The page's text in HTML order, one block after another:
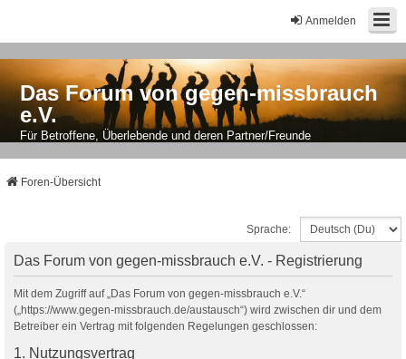
Anmelden
Das Forum von gegen-missbrauch
e.V.
Für Betroffene, Überlebende und deren Partner/Freunde
Foren-Übersicht
Sprache:
Das Forum von gegen-missbrauch e.V. - Registrierung
Mit dem Zugriff auf „Das Forum von gegen-missbrauch e.V.“
(„https://www.gegen-missbrauch.de/austausch“) wird zwischen dir und dem
Betreiber ein Vertrag mit folgenden Regelungen geschlossen:
1. Nutzungsvertrag